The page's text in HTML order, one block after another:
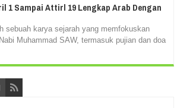
1 Sampai Attirl 19 Lengkap Arab Dengan
sebuah karya sejarah yang memfokuskan
Muhammad SAW, termasuk pujian dan doa